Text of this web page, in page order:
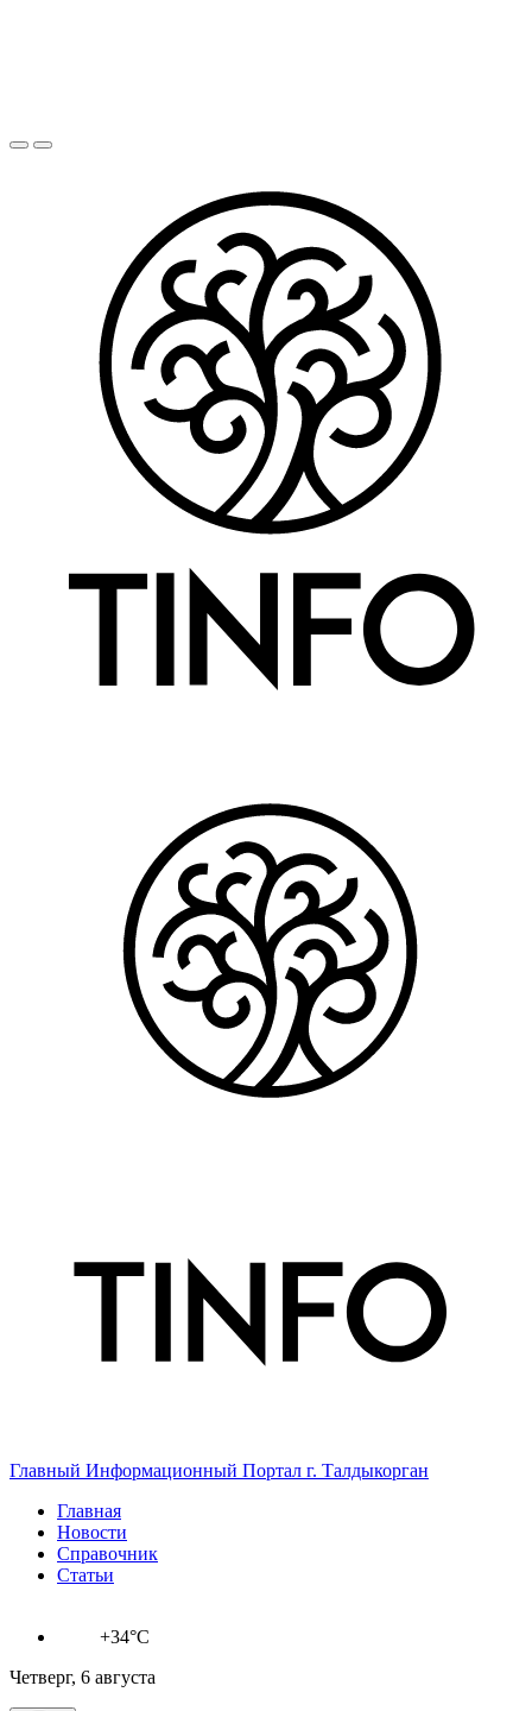
Главный Информационный Портал г. Талдыкорган
Главная
Новости
Справочник
Статьи
+34°C
Четверг, 6 августа